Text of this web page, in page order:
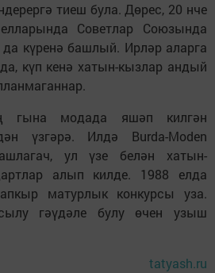
тиеш була. Дөрес, 20 нче
Советлар Союзында
күренә башлый. Ирләр аларга
күп кенә хатын-кызлар андый
гына модада яшәп килгән
үзгәрә. Илдә Burda-Moden
ул үзе белән хатын-
алып килде. 1988 елда
матурлык конкурсы уза.
гәүдәле булу өчен узыш
tatyash.ru